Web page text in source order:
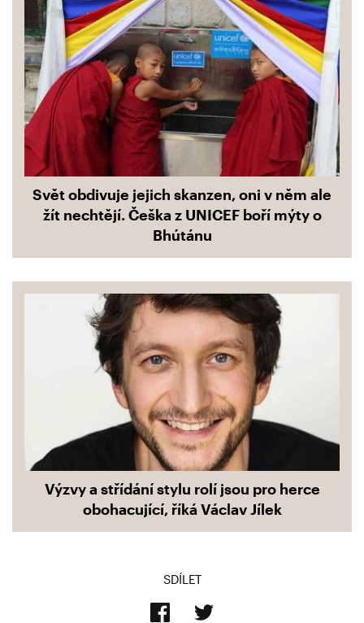
Svět obdivuje jejich skanzen, oni v něm ale
žít nechtějí. Češka z UNICEF boří mýty o
Bhútánu
Výzvy a střídání stylu rolí jsou pro herce
obohacující, říká Václav Jílek
SDÍLET